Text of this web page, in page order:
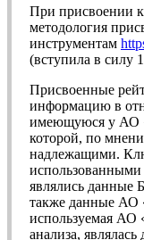
При присвоении
методология
инструментам
(вступила в силу
Присвоенные
информацию в
имеющуюся у АО
которой, по
надлежащими.
использованными
являлись данные
также данные АО
используемая АО
анализа,